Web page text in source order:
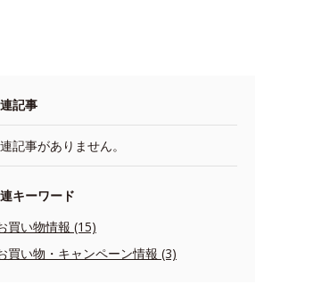
記事
記事がありません。
キーワード
買い物情報 (15)
買い物・キャンペーン情報 (3)